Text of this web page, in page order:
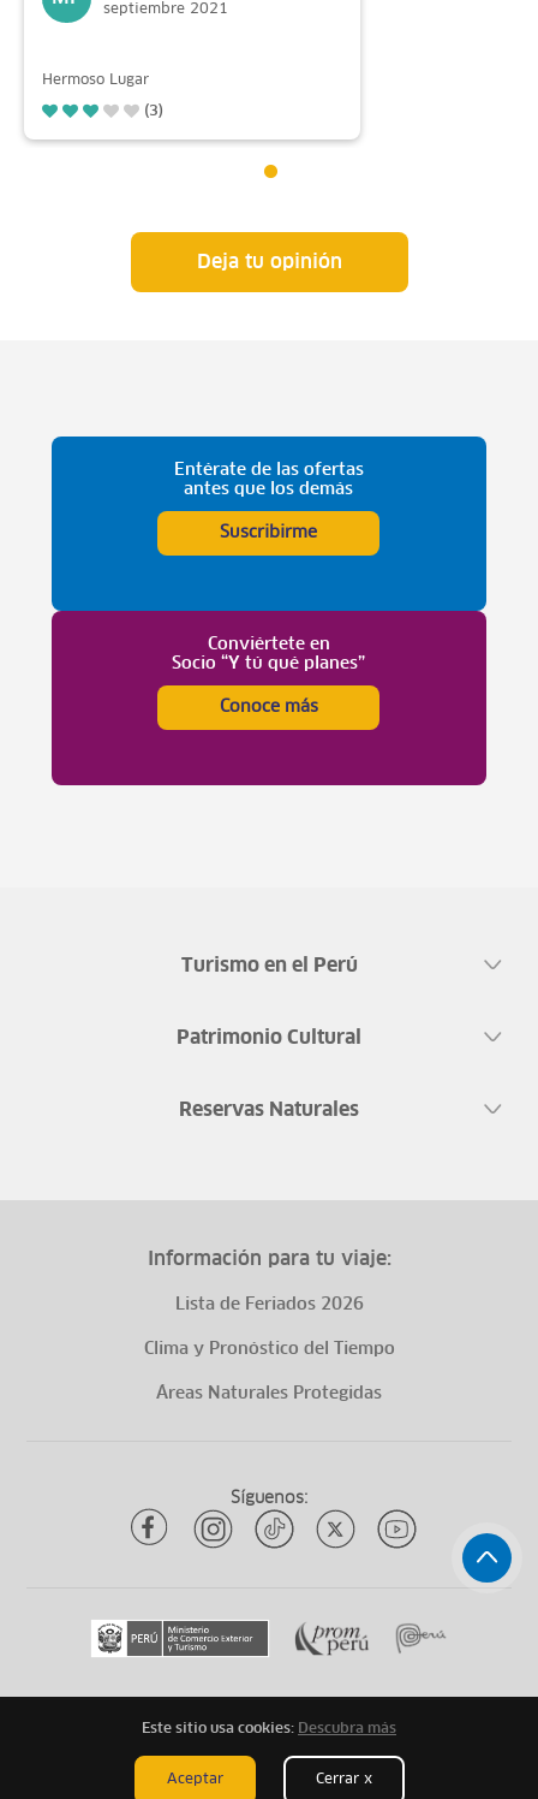
septiembre 2021
Hermoso Lugar
(3)
Deja tu opinión
Entérate de las ofertas
antes que los demás
Suscribirme
Conviértete en
Socio “Y tú qué planes”
Conoce más
Turismo en el Perú
Patrimonio Cultural
Reservas Naturales
Información para tu viaje:
Lista de Feriados 2026
Clima y Pronóstico del Tiempo
Áreas Naturales Protegidas
Síguenos:
Todos los derechos reservadosytuqueplanes 2026
Este sitio usa cookies: Descubra más
Aceptar Cerrar x